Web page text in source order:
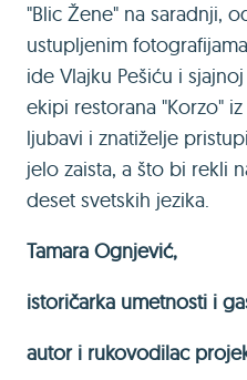
"Blic Žene" na saradnji,
ustupljenim
ide Vlajku Pešiću i
ekipi restorana "Korzo"
ljubavi i znatiželje
jelo zaista, a što bi rekli
deset svetskih jezika.
Tamara Ognjević,
istoričarka umetnosti i
autor i rukovodilac